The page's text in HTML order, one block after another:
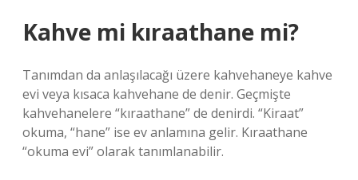
Kahve mi kıraathane mi?
Tanımdan da anlaşılacağı üzere kahvehaneye kahve
evi veya kısaca kahvehane de denir. Geçmişte
kahvehanelere “kıraathane” de denirdi. “Kiraat”
okuma, “hane” ise ev anlamına gelir. Kıraathane
“okuma evi” olarak tanımlanabilir.